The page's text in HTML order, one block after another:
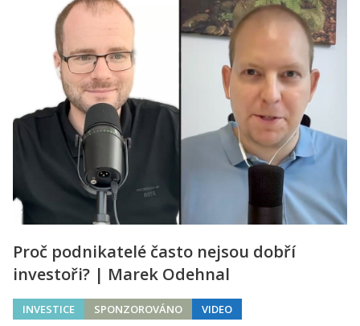
Proč podnikatelé často nejsou dobří
investoři? | Marek Odehnal
INVESTICE SPONZOROVÁNO VIDEO